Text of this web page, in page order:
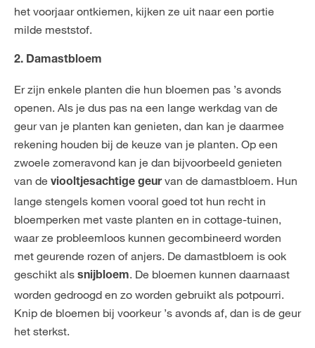
het voorjaar ontkiemen, kijken ze uit naar een portie
milde meststof.
2. Damastbloem
Er zijn enkele planten die hun bloemen pas ’s avonds
openen. Als je dus pas na een lange werkdag van de
geur van je planten kan genieten, dan kan je daarmee
rekening houden bij de keuze van je planten. Op een
zwoele zomeravond kan je dan bijvoorbeeld genieten
van de viooltjesachtige geurvan de damastbloem. Hun
lange stengels komen vooral goed tot hun recht in
bloemperken met vaste planten en in cottage-tuinen,
waar ze probleemloos kunnen gecombineerd worden
met geurende rozen of anjers. De damastbloem is ook
geschikt als snijbloem. De bloemen kunnen daarnaast
worden gedroogd en zo worden gebruikt als potpourri.
Knip de bloemen bij voorkeur ’s avonds af, dan is de geur
het sterkst.